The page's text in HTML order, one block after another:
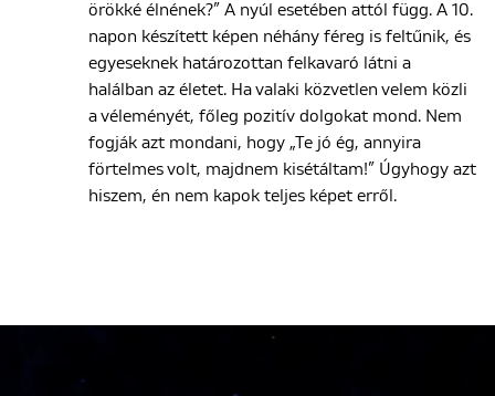
örökké élnének?” A nyúl esetében attól függ. A 10.
napon készített képen néhány féreg is feltűnik, és
egyeseknek határozottan felkavaró látni a
halálban az életet. Ha valaki közvetlen velem közli
a véleményét, főleg pozitív dolgokat mond. Nem
fogják azt mondani, hogy „Te jó ég, annyira
förtelmes volt, majdnem kisétáltam!” Úgyhogy azt
hiszem, én nem kapok teljes képet erről.